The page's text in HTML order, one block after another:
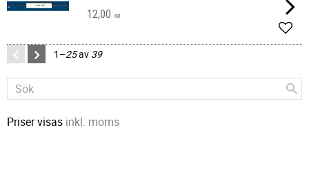
12,00 KR
1–25av 39
Priser visas inkl. moms